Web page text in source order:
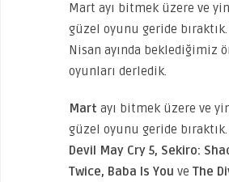
Mart ayı bitmek üzere ve
güzel oyunu geride
Nisan ayında beklediğimiz
oyunları derledik.
Mart ayı bitmek üzere ve
güzel oyunu geride
Devil May Cry 5, Sekiro:
Twice, Baba Is You ve The